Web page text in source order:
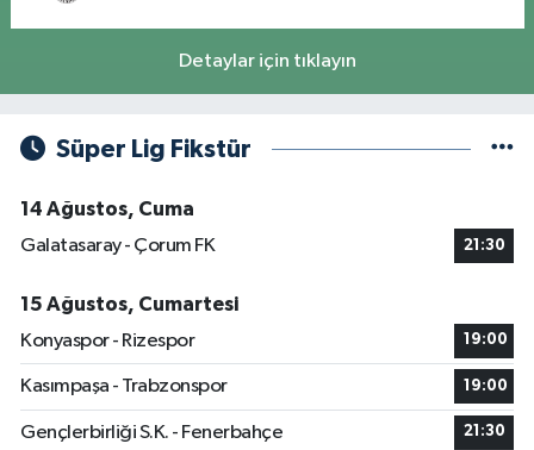
Detaylar için tıklayın
Süper Lig Fikstür
14 Ağustos, Cuma
Galatasaray - Çorum FK
21:30
15 Ağustos, Cumartesi
Konyaspor - Rizespor
19:00
Kasımpaşa - Trabzonspor 19:00
Gençlerbirliği S.K. - Fenerbahçe 21:30